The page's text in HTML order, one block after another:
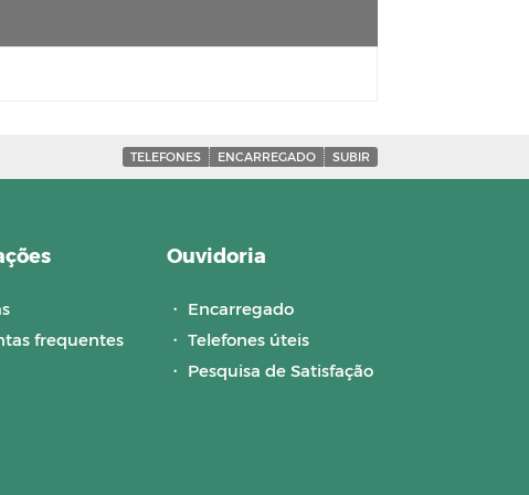
TELEFONES ENCARREGADO SUBIR
frequentes
Ouvidoria
・ Encarregado
・ Telefones úteis
・ Pesquisa de Satisfação